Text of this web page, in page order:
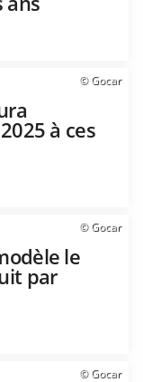
© Gocar
à ces
© Gocar
le
par
© Gocar